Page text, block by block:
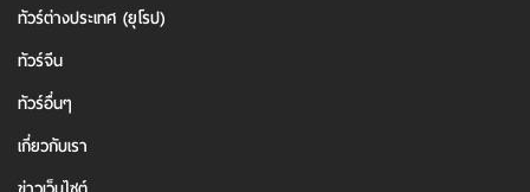
ทัวร์ต่างประเทศ (ยุโรป)
ทัวร์จีน
ทัวร์อื่นๆ
เกี่ยวกับเรา